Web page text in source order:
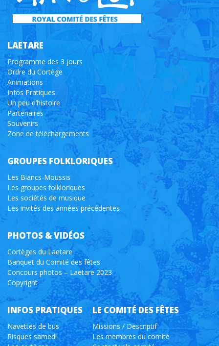
LAETARE
Programme des 3 jours
Ordre du Cortège
Animations
Infos Pratiques
Un peu d’histoire
Partenaires
Souvenirs
Zone de téléchargements
GROUPES FOLKLORIQUES
Les Blancs-Moussis
Les groupes folkloriques
Les sociétés de musique
Les invités des années précédentes
PHOTOS & VIDÉOS
Cortèges du Laetare
Banquet du Comité des fêtes
Concours photos – Laetare 2023
Copyright
INFOS PRATIQUES
Navettes de bus
Risques samedi
LE COMITÉ DES FÊTES
Missions / Descriptif
Les membres du comité